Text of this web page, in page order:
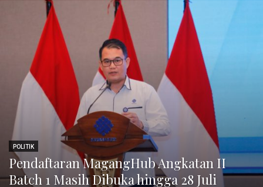
POLITIK
Pendaftaran MagangHub Angkatan II
Batch 1 Masih Dibuka hingga 28 Juli